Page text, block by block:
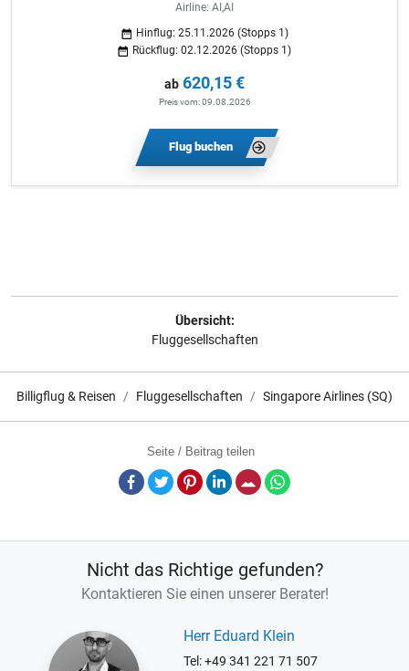
Airline: AI,AI
Hinflug: 25.11.2026 (Stopps 1)
Rückflug: 02.12.2026 (Stopps 1)
ab 620,15 €
Preis vom: 09.08.2026
Flug buchen
Übersicht:
Fluggesellschaften
Billigflug & Reisen Fluggesellschaften Singapore Airlines (SQ)
Seite / Beitrag teilen
Facebook
TwitterPinterestLinkedInE-Mail
Nicht das Richtige gefunden?
Kontaktieren Sie einen unserer Berater!
Herr Eduard Klein
Tel: +49 341 221 71 507